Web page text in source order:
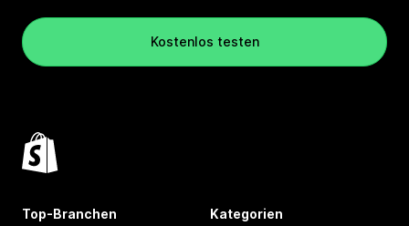
Kostenlos testen
Top-Branchen Kategorien